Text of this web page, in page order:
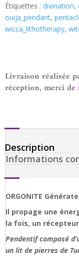
Étiquettes : divination,
ouija_pendant,
wicca_lithotherapy,
Livraison réalisée
réception, merci de
Description
Informations
ORGONITE
Il propage une
la fois, un
Pendentif composé
un lit de pierres de